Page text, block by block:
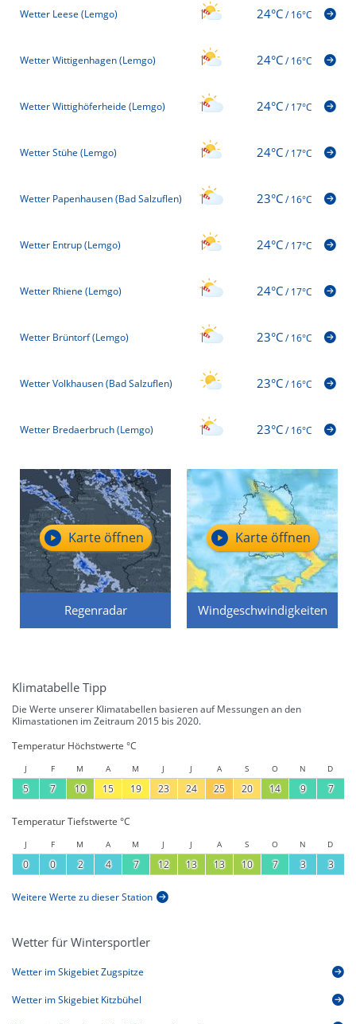
Wetter Leese (Lemgo) 24°C/16°C
Wetter Wittigenhagen (Lemgo) 24°C/16°C
Wetter Wittighöferheide (Lemgo) 24°C/17°C
Wetter Stühe (Lemgo) 24°C/17°C
Wetter Papenhausen (Bad Salzuflen) 23°C/16°C
Wetter Entrup (Lemgo) 24°C/17°C
Wetter Rhiene (Lemgo) 24°C/17°C
Wetter Brüntorf (Lemgo) 23°C/16°C
Wetter Volkhausen (Bad Salzuflen) 23°C/16°C
Wetter Bredaerbruch (Lemgo) 23°C/16°C
Regenradar
Karte öffnen
Windgeschwindigkeiten
Karte öffnen
Klimatabelle Tipp
Die Werte unserer Klimatabellen basieren auf Messungen an den
Klimastationen im Zeitraum 2015 bis 2020.
Temperatur Höchstwerte °C
J F M A M J J A S O N D
5 7 10 15 19 23 24 25 20 14 9 7
Temperatur Tiefstwerte °C
J F M A M J J A S O N D
0 0 2 4 7 12 13 13 10 7 3 3
Weitere Werte zu dieser Station
Wetter für Wintersportler
Wetter im Skigebiet Zugspitze
Wetter im Skigebiet Kitzbühel